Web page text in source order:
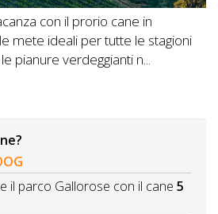
con il prorio cane in
mete ideali per tutte le stagioni
pianure verdeggianti n...
il parco Gallorose con il cane 5